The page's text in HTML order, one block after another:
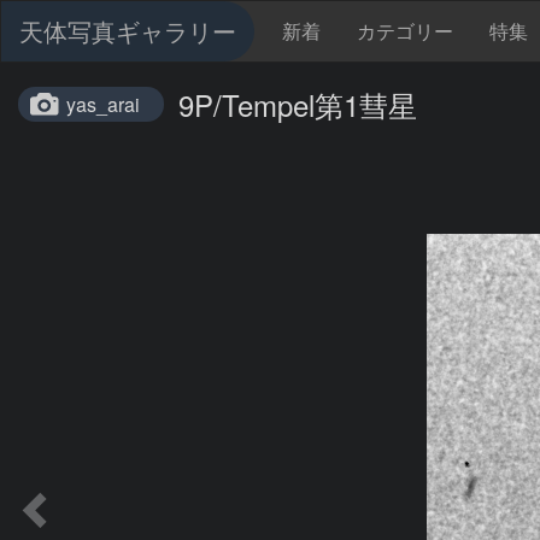
天体写真ギャラリー 新着 カテゴリー 特集
yas_arai 9P/Tempel第1彗星